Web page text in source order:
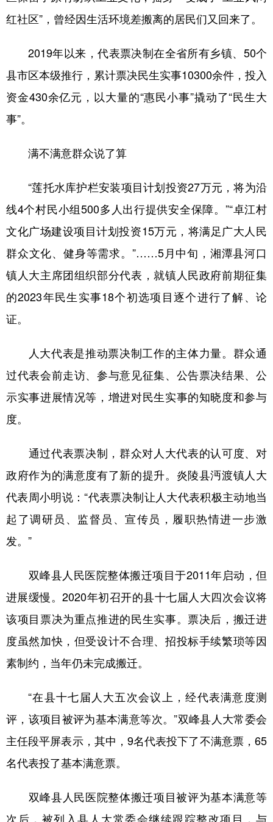
红社区”，曾经因生活环境差搬离的居民们又回来了。
2019年以来，代表票决制在全省所有乡镇、50个
县市区本级推行，累计票决民生实事10300余件，投入
资金430余亿元，以大量的“惠民小事”撬动了“民生大
事”。
满不满意群众说了算
“莲托水库护栏安装项目计划投资27万元，将为沿
线4个村民小组500多人出行提供安全保障。”“卓江村
文化广场建设项目计划投资15万元，将满足广大人民
群众文化、健身等需求。”……5月中旬，湘潭县河口
镇人大主席团组织部分代表，就镇人民政府前期征集
的2023年民生实事18个初选项目逐个进行了解、论
证。
人大代表是推动票决制工作的主体力量。群众通
过代表会前走访、参与意见征集、公告票决结果、公
示实事进展情况等，增进对民生实事的知晓度和参与
度。
通过代表票决制，群众对人大代表的认可度、对
政府作为的满意度有了新的提升。炎陵县沔渡镇人大
代表周小明说：“代表票决制让人大代表积极主动地当
起了调研员、监督员、宣传员，履职热情进一步激
发。”
双峰县人民医院整体搬迁项目于2011年启动，但
进展缓慢。2020年初召开的县十七届人大四次会议将
该项目票决为重点推进的民生实事。票决后，搬迁进
度虽然加快，但受设计不合理、招投标手续繁琐等因
素制约，当年仍未完成搬迁。
“在县十七届人大五次会议上，经代表满意度测
评，该项目被评为基本满意等次。”双峰县人大常委会
主任段平屏表示，其中，9名代表投下了不满意票，65
名代表投了基本满意票。
双峰县人民医院整体搬迁项目被评为基本满意等
次后，被列入县人大常委会继续跟踪整改项目，与